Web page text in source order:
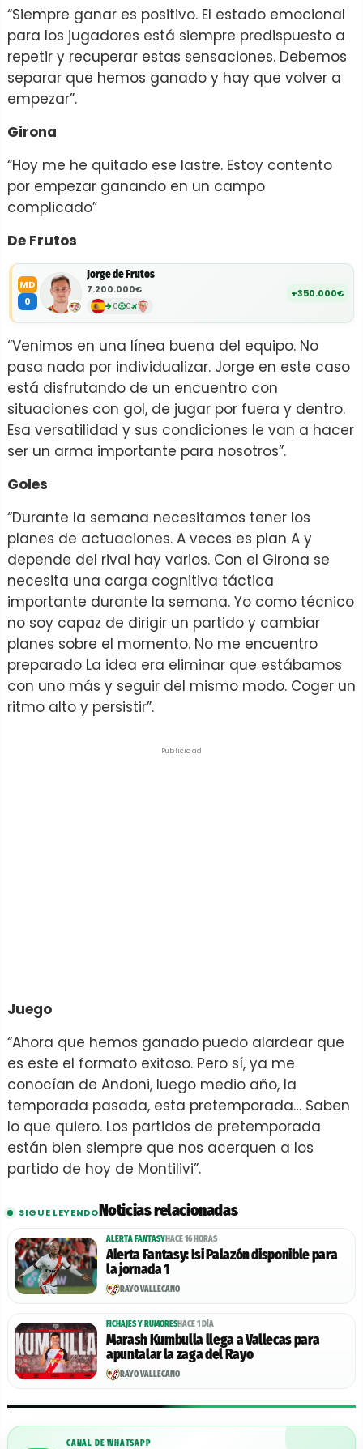
“Siempre ganar es positivo. El estado emocional
para los jugadores está siempre predispuesto a
repetir y recuperar estas sensaciones. Debemos
separar que hemos ganado y hay que volver a
empezar”.
Girona
“Hoy me he quitado ese lastre. Estoy contento
por empezar ganando en un campo
complicado”
De Frutos
MD
0
Jorge de Frutos
7.200.000€
0 0
+350.000€
“Venimos en una línea buena del equipo. No
pasa nada por individualizar. Jorge en este caso
está disfrutando de un encuentro con
situaciones con gol, de jugar por fuera y dentro.
Esa versatilidad y sus condiciones le van a hacer
ser un arma importante para nosotros”.
Goles
“Durante la semana necesitamos tener los
planes de actuaciones. A veces es plan A y
depende del rival hay varios. Con el Girona se
necesita una carga cognitiva táctica
importante durante la semana. Yo como técnico
no soy capaz de dirigir un partido y cambiar
planes sobre el momento. No me encuentro
preparado La idea era eliminar que estábamos
con uno más y seguir del mismo modo. Coger un
ritmo alto y persistir”.
Publicidad
Juego
“Ahora que hemos ganado puedo alardear que
es este el formato exitoso. Pero sí, ya me
conocían de Andoni, luego medio año, la
temporada pasada, esta pretemporada… Saben
lo que quiero. Los partidos de pretemporada
están bien siempre que nos acerquen a los
partido de hoy de Montilivi”.
SIGUE LEYENDONoticias relacionadas
ALERTA FANTASYHACE 16 HORAS
Alerta Fantasy: Isi Palazón disponible para
la jornada 1
RAYO VALLECANO
FICHAJES Y RUMORESHACE 1 DÍA
Marash Kumbulla llega a Vallecas para
apuntalar la zaga del Rayo
RAYO VALLECANO
CANAL DE WHATSAPP